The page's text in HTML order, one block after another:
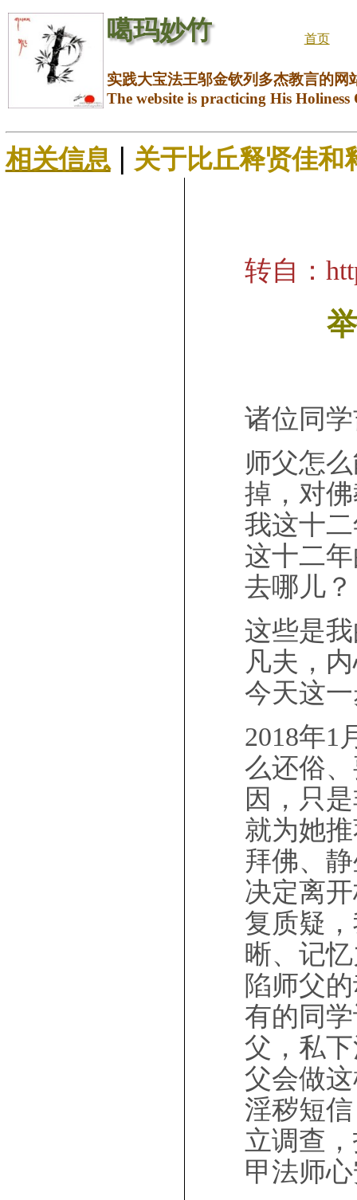
噶玛妙竹 首页
实践大宝法王邬金钦列多杰教言的网
The website is practicing His
相关信息 | 关于比丘释贤佳和
转自：
诸位同
师父怎
掉，对
我这十
这十二
去哪儿？
这些是
凡夫，
今天这
2018年1
么还俗
因，只
就为她
拜佛、
决定离
复质疑
晰、记
陷师父
有的同
父，私
父会做
淫秽短
立调查
甲法师